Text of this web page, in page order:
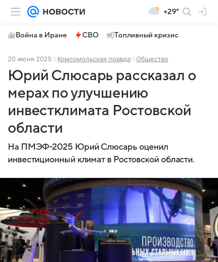
+29°
Война в Иране СВО Топливный кризис
20 июня 2025 Комсомольская правда Общество
Юрий Слюсарь рассказал о
мерах по улучшению
инвестклимата Ростовской
области
На ПМЭФ-2025 Юрий Слюсарь оценил
инвестиционный климат в Ростовской области.